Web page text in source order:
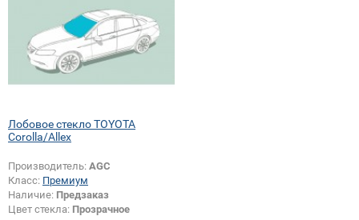
Лобовое стекло TOYOTA
Corolla/Allex
Производитель: AGC
Класс: Премиум
Наличие: Предзаказ
Цвет стекла: Прозрачное